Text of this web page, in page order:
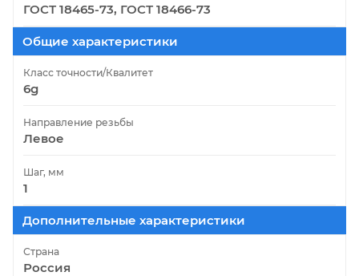
ГОСТ 18465-73, ГОСТ 18466-73
Общие характеристики
Класс точности/Квалитет
6g
Направление резьбы
Левое
Шаг, мм
1
Дополнительные характеристики
Страна
Россия